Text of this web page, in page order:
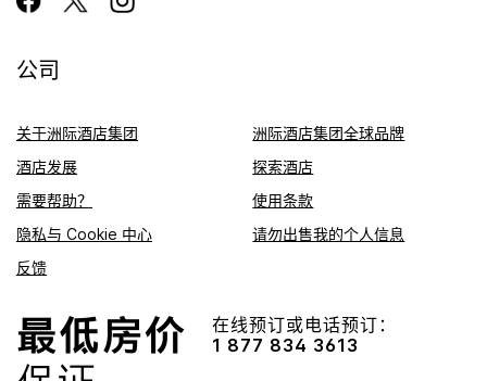
公司
关于洲际酒店集团
洲际酒店集团全球品牌
酒店发展
探索酒店
需要帮助？
使用条款
隐私与 Cookie 中心
请勿出售我的个人信息
反馈
在线预订或电话预订：
1 877 834 3613